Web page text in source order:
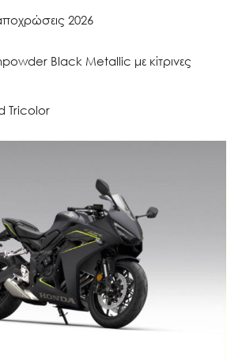
2026
Black Metallic με κίτρινες
Tricolor